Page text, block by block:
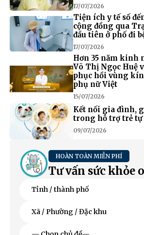
17/07/2026
Tiện ích y tế số
cộng đồng qua
đầu tiên ở phố đi
17/07/2026
Hơn 35 năm kinh
Võ Thị Ngọc Huệ
phục hồi vùng
phụ nữ Việt
15/07/2026
Kết nối gia đình,
trong hỗ trợ trẻ
09/07/2026
HOÀN TOÀN MIỄN PHÍ
Tư vấn sức khỏe